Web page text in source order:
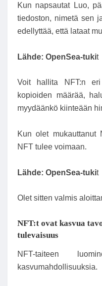
Kun napsautat Luo,
tiedoston, nimetä sen
edellyttää, että lataat
Lähde: OpenSea-tukit
Voit hallita NFT:n
kopioiden määrää,
myydäänkö kiinteään
Kun olet mukauttanut
NFT tulee voimaan.
Lähde: OpenSea-tukit
Olet sitten valmis
NFT:t ovat kasvua
tulevaisuus
NFT-taiteen
kasvumahdollisuuksia.